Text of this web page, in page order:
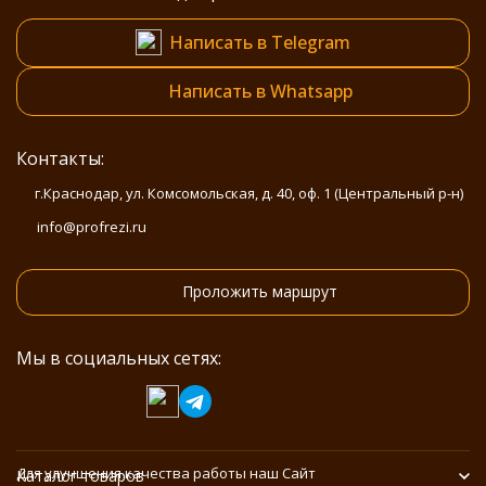
Написать в Telegram
Написать в Whatsapp
Контакты:
г.Краснодар, ул. Комсомольская, д. 40, оф. 1 (Центральный р-н)
info@profrezi.ru
Проложить маршрут
Мы в социальных сетях:
Каталог товаров
Для улучшения качества работы наш Сайт